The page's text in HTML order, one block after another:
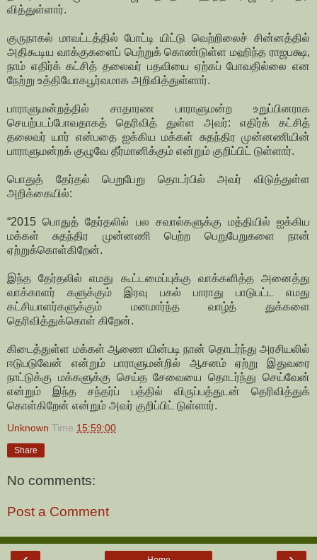
வித்துள்ளார்.
குருநாகல் மாவட்டத்தில் போட்டி யிட்டு வெற்றிலைச் சின்னத்தில்
அதிகூடிய வாக்குகளைப் பெற்றுக் கொண்டுள்ள மஹிந்த ராஜபக்ஷ,
நாம் எதிர்க் கட்சித் தலைவர் பதவியை ஏற்கப் போவதில்லை என
நேற்று உத்தியோகபூர்வமாக அறிவித்துள்ளார்.
பாராளுமன்றத்தில் சாதாரண பாராளுமன்ற உறுப்பினராக
செயற்படப்போவதாகத் தெரிவித் துள்ள அவர்: எதிர்க் கட்சித்
தலைவர் யார் என்பதை ஐக்கிய மக்கள் சுதந்திர முன்னணியின்
பாராளுமன்றக் குழுவே தீர்மானிக்கும் என்றும் குறிப்பிட் டுள்ளார்.
பொதுத் தேர்தல் பெறுபேறு தொடர்பில் அவர் விடுத்துள்ள
அறிக்கையில்:
“2015 பொதுத் தேர்தலில் பல சவால்களுக்கு மத்தியில் ஐக்கிய
மக்கள் சுதந்திர முன்னணி பெற்ற பெறுபேறுகளை நான்
ஏற்றுக்கொள்கிறேன்.
இந்த தேர்தலில் எமது கூட்டமைப்புக்கு வாக்களித்த அனைத்து
வாக்காளர் களுக்கும் இரவு பகல் பாராது பாடுபட்ட எமது
கட்சியாளர்களுக்கும் மனமார்ந்த வாழ்த் துக்களை
தெரிவித்துக்கொள் கிறேன்.
கிடைத்துள்ள மக்கள் ஆணை யின்படி நான் தொடர்ந்து அரசியலில்
ஈடுபடுவேன் என்றும் பாராளுமன்றில் ஆசனம் ஏற்று இதுவரை
நாட்டுக்கு மக்களுக்கு செய்த சேவையை தொடர்ந்து செய்வேன்
என்றும் இந்த சந்தர்ப் பத்தில் விருப்பத்துடன் தெரிவித்துக்
கொள்கிறேன் என்றும் அவர் குறிப்பிட் டுள்ளார்.
Unknown Time 15:59:00
Share
No comments:
Post a Comment